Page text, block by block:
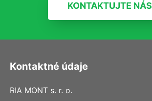
KONTAKTUJTE NÁS
Kontaktné údaje
RIA MONT s. r. o.